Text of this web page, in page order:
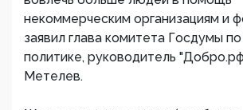
некоммерческим организациям и
заявил глава комитета Госдумы
политике, руководитель
Метелев.